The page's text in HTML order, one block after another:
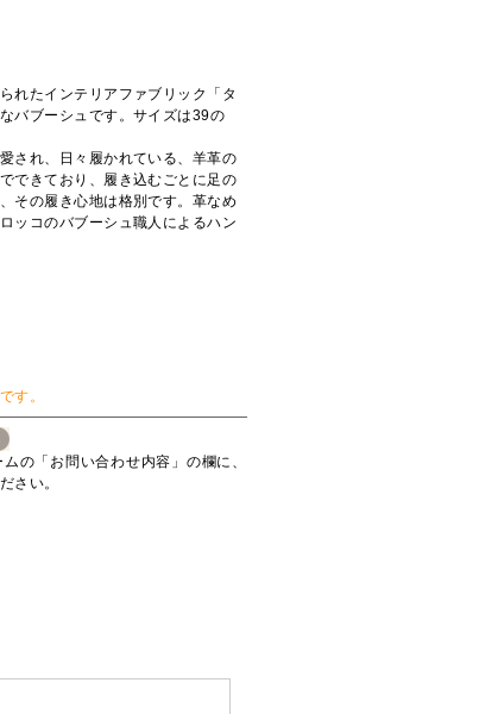
れたインテリアファブリック「タ
バブーシュです。サイズは39の
され、日々履かれている、羊革の
できており、履き込むごとに足の
その履き心地は格別です。革なめ
ッコのバブーシュ職人によるハン
す。
の「お問い合わせ内容」の欄に、
さい。